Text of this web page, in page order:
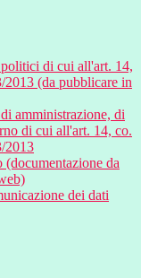
di cui all'art. 14,
2013 (da pubblicare in
amministrazione, di
di cui all'art. 14, co.
2013
(documentazione da
dei dati